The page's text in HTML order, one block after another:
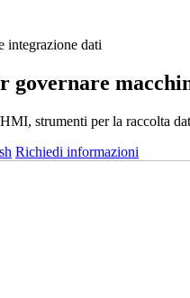
integrazione dati
governare
strumenti per la raccolta
Richiedi informazioni